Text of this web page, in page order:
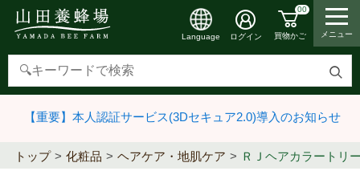
検
す
Language ログイン
00
買物かご メニュー
【重要】本人認証サービス(3Dセキュア2.0)導入のお知らせ
トップ 化粧品 ヘアケア・地肌ケア ＲＪヘアカラートリ